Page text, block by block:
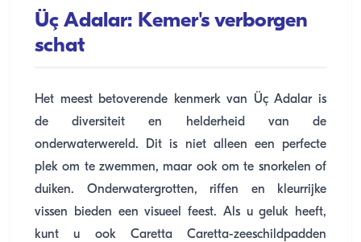
Üç Adalar: Kemer's verborgen
schat
Het meest betoverende kenmerk van Üç Adalar is
de diversiteit en helderheid van de
onderwaterwereld. Dit is niet alleen een perfecte
plek om te zwemmen, maar ook om te snorkelen of
duiken. Onderwatergrotten, riffen en kleurrijke
vissen bieden een visueel feest. Als u geluk heeft,
kunt u ook Caretta Caretta-zeeschildpadden